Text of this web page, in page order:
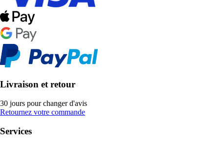
Livraison et retour
30 jours pour changer d'avis
Retournez votre commande
Services